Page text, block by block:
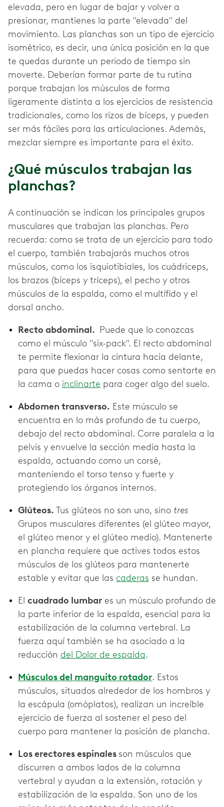
elevada, pero en lugar de bajar y volver a
presionar, mantienes la parte "elevada" del
movimiento. Las planchas son un tipo de ejercicio
isométrico, es decir, una única posición en la que
te quedas durante un periodo de tiempo sin
moverte. Deberían formar parte de tu rutina
porque trabajan los músculos de forma
ligeramente distinta a los ejercicios de resistencia
tradicionales, como los rizos de bíceps, y pueden
ser más fáciles para las articulaciones. Además,
mezclar siempre es importante para el éxito.
¿Qué músculos trabajan las
planchas?
A continuación se indican los principales grupos
musculares que trabajan las planchas. Pero
recuerda: como se trata de un ejercicio para todo
el cuerpo, también trabajarás muchos otros
músculos, como los isquiotibiales, los cuádriceps,
los brazos (bíceps y tríceps), el pecho y otros
músculos de la espalda, como el multífido y el
dorsal ancho.
Recto abdominal. Puede que lo conozcas
como el músculo "six-pack". El recto abdominal
te permite flexionar la cintura hacia delante,
para que puedas hacer cosas como sentarte en
la cama o inclinarte para coger algo del suelo.
Abdomen transverso. Este músculo se
encuentra en lo más profundo de tu cuerpo,
debajo del recto abdominal. Corre paralela a la
pelvis y envuelve la sección media hasta la
espalda, actuando como un corsé,
manteniendo el torso tenso y fuerte y
protegiendo los órganos internos.
Glúteos. Tus glúteos no son uno, sino tres
Grupos musculares diferentes (el glúteo mayor,
el glúteo menor y el glúteo medio). Mantenerte
en plancha requiere que actives todos estos
músculos de los glúteos para mantenerte
estable y evitar que las caderas se hundan.
El cuadrado lumbar es un músculo profundo de
la parte inferior de la espalda, esencial para la
estabilización de la columna vertebral. La
fuerza aquí también se ha asociado a la
reducción del Dolor de espalda.
Músculos del manguito rotador. Estos
músculos, situados alrededor de los hombros y
la escápula (omóplatos), realizan un increíble
ejercicio de fuerza al sostener el peso del
cuerpo para mantener la posición de plancha.
Los erectores espinales son músculos que
discurren a ambos lados de la columna
vertebral y ayudan a la extensión, rotación y
estabilización de la espalda. Son uno de los